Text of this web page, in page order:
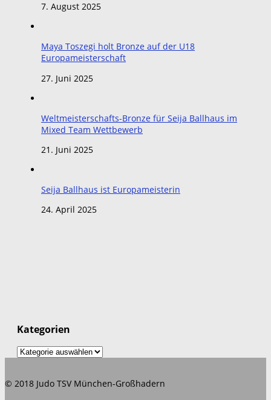
7. August 2025
Maya Toszegi holt Bronze auf der U18
Europameisterschaft
27. Juni 2025
Weltmeisterschafts-Bronze für Seija Ballhaus im
Mixed Team Wettbewerb
21. Juni 2025
Seija Ballhaus ist Europameisterin
24. April 2025
Kategorien
Kategorien
© 2018 Judo TSV München-Großhadern